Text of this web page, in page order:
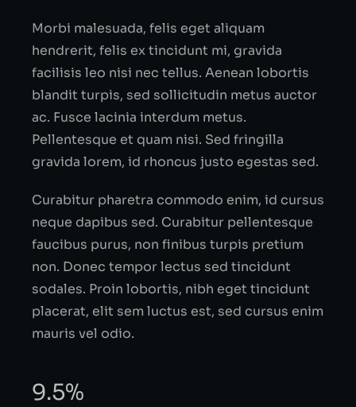
Morbi malesuada, felis eget aliquam
hendrerit, felis ex tincidunt mi, gravida
facilisis leo nisi nec tellus. Aenean lobortis
blandit turpis, sed sollicitudin metus auctor
ac. Fusce lacinia interdum metus.
Pellentesque et quam nisi. Sed fringilla
gravida lorem, id rhoncus justo egestas sed.
Curabitur pharetra commodo enim, id cursus
neque dapibus sed. Curabitur pellentesque
faucibus purus, non finibus turpis pretium
non. Donec tempor lectus sed tincidunt
sodales. Proin lobortis, nibh eget tincidunt
placerat, elit sem luctus est, sed cursus enim
mauris vel odio.
9.5%